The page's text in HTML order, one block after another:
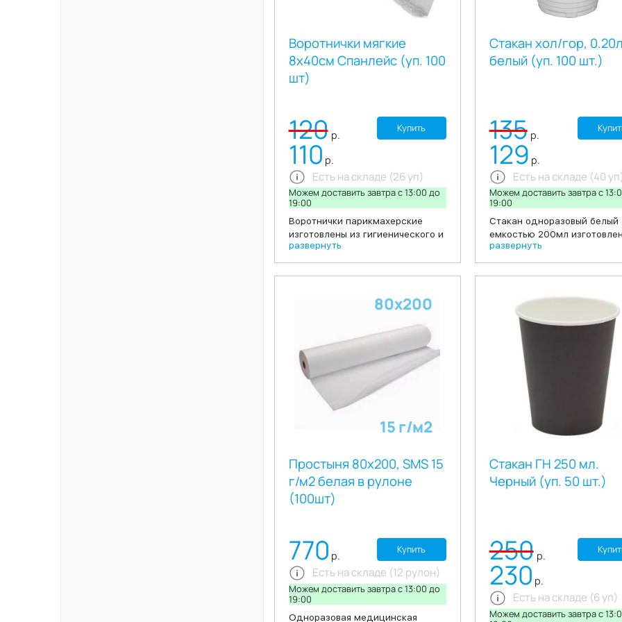
Воротнички мягкие
8х40см Спанлейс (уп. 100
шт)
120 р.
110 р.
Купить
Воротнички парикмахерские
изготовлены из гигиенического и
гипоаллергенного материала
Спанлейс, Воротнички шириной
8 и длиной 40 сантиметров
Благодаря таким свойствам
материала Спанлейса как
впитываемость воротнички
создают комфортные ощущения
на коже и препятствию
попаданию загрязнений на кожу
и одежду при проведении
парикмахерских работ.
развернуть
Есть на складе (26 уп)
Можем доставить завтра c 13:00 до
19:00
Стакан хол/гор,
белый (уп. 100 шт.)
135 р.
129 р.
Стакан одноразовый белый
емкостью 200мл
экологически чистого
– полипропилена.
офисных столовых,
для организаций,
специализирующихся на
торговле одноразовой
Цвет: белый В упаковке: 100
развернуть
Есть на складе (40 уп)
Можем доставить завтра c
19:00
80х200
15 г/м2
Простыня 80х200, SMS 15
г/м2 белая в рулоне
(100шт)
770 р.
Купить
Одноразовая медицинская
Есть на складе (12 рулон)
Можем доставить завтра c 13:00 до
19:00
Стакан ГН 250 мл.
Черный (уп. 50 шт.)
250 р.
230 р.
Есть на складе (6 уп)
Можем доставить завтра c